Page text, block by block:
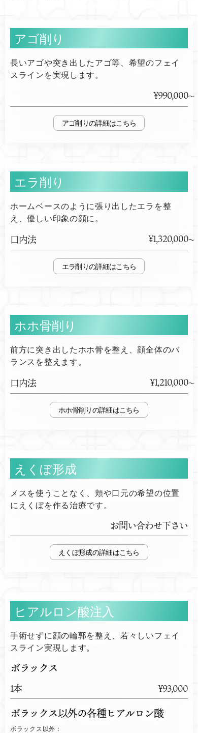
アゴ削り
長いアゴや突き出したアゴ等、希望のフェイ
スラインを実現します。
¥990,000
アゴ削り
エラ削り
ホームベースのように張り出したエラを整
え、優しい印象の顔に。
口内法 ¥1,320,000
エラ削り
ホホ骨削り
前方に突き出したホホ骨を整え、顔全体のバ
ランスを整えます。
口内法 ¥1,210,000
ホホ骨削り
えくぼ形成
メスを使うことなく、頬や口元の希望の位置
にえくぼを作る治療です。
お問い合わせ下さい
えくぼ形成
ヒアルロン酸注入
手術せずに顔の輪郭を整え、若々しいフェイ
スライン実現します。
ボラックス
1本 ¥93,000
ボラックス以外の各種ヒアルロン酸
ボラックス以外：